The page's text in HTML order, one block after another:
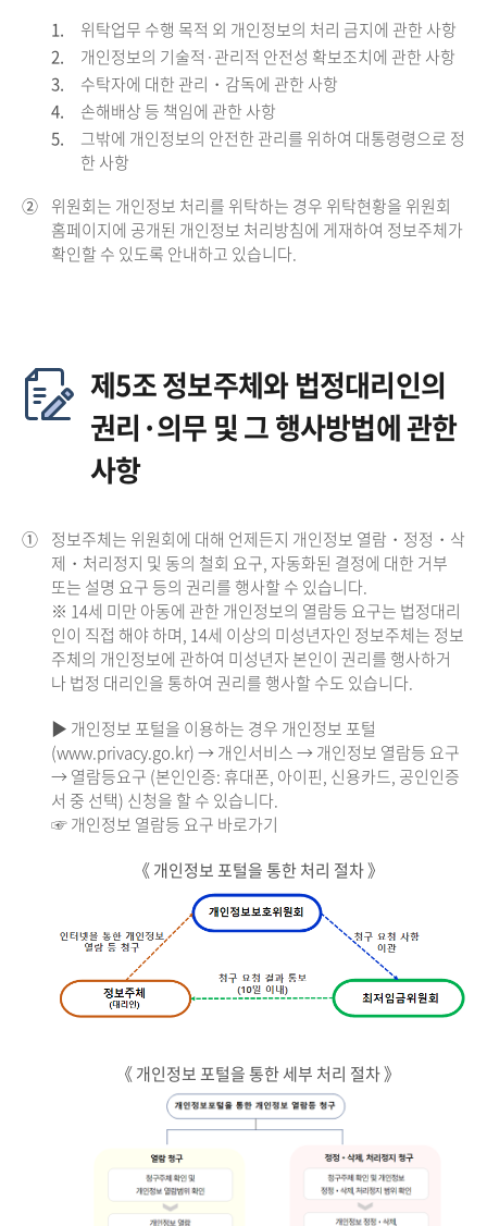
1.
위탁업무 수행 목적 외 개인정보의 처리 금지에 관한 사항
2.
개인정보의 기술적·관리적 안전성 확보조치에 관한 사항
3.
수탁자에 대한 관리・감독에 관한 사항
4.
손해배상 등 책임에 관한 사항
5.
그밖에 개인정보의 안전한 관리를 위하여 대통령령으로 정
한 사항
② 위원회는 개인정보 처리를 위탁하는 경우 위탁현황을 위원회
홈페이지에 공개된 개인정보 처리방침에 게재하여 정보주체가
확인할 수 있도록 안내하고 있습니다.
제5조 정보주체와 법정대리인의
권리·의무 및 그 행사방법에 관한
사항
① 정보주체는 위원회에 대해 언제든지 개인정보 열람・정정・삭
제・처리정지 및 동의 철회 요구, 자동화된 결정에 대한 거부
또는 설명 요구 등의 권리를 행사할 수 있습니다.
※ 14세 미만 아동에 관한 개인정보의 열람등 요구는 법정대리
인이 직접 해야 하며, 14세 이상의 미성년자인 정보주체는 정보
주체의 개인정보에 관하여 미성년자 본인이 권리를 행사하거
나 법정 대리인을 통하여 권리를 행사할 수도 있습니다.
▶ 개인정보 포털을 이용하는 경우 개인정보 포털
(www.privacy.go.kr) → 개인서비스 → 개인정보 열람등 요구
→ 열람등요구 (본인인증: 휴대폰, 아이핀, 신용카드, 공인인증
서 중 선택) 신청을 할 수 있습니다.
☞ 개인정보 열람등 요구 바로가기
《 개인정보 포털을 통한 처리 절차 》
《 개인정보 포털을 통한 세부 처리 절차 》